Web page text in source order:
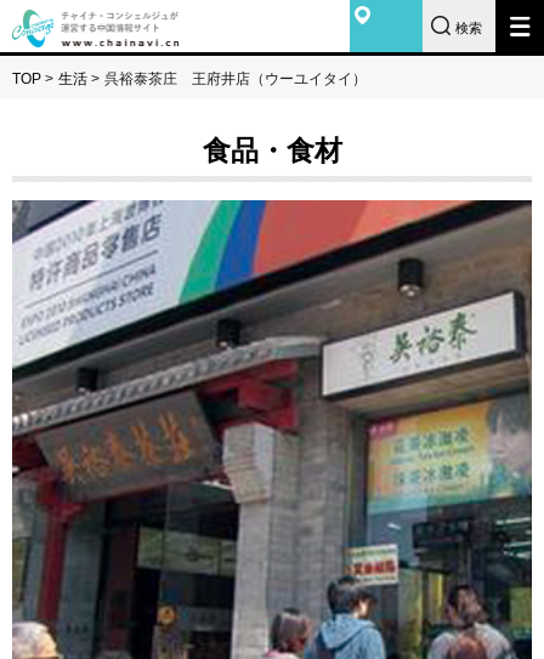
検索
TOP > 生活 > 呉裕泰茶庄 王府井店（ウーユイタイ）
食品・食材